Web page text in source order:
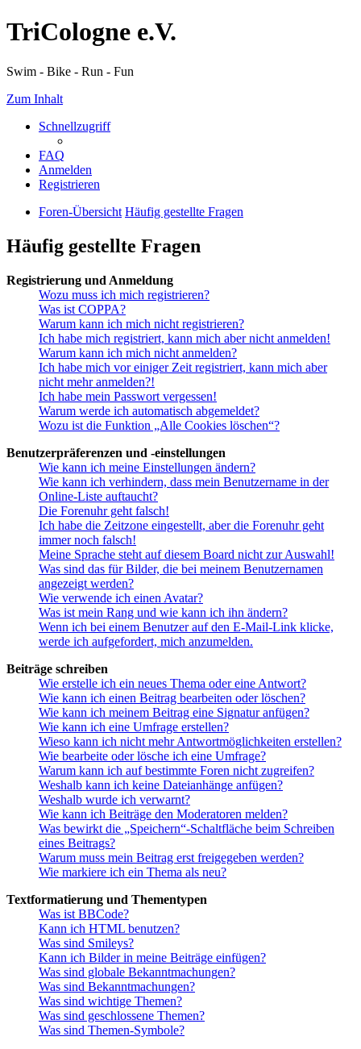
TriCologne e.V.
Swim - Bike - Run - Fun
Zum Inhalt
Schnellzugriff
FAQ
Anmelden
Registrieren
Foren-Übersicht Häufig gestellte Fragen
Häufig gestellte Fragen
Registrierung und Anmeldung
Wozu muss ich mich registrieren?
Was ist COPPA?
Warum kann ich mich nicht registrieren?
Ich habe mich registriert, kann mich aber nicht anmelden!
Warum kann ich mich nicht anmelden?
Ich habe mich vor einiger Zeit registriert, kann mich aber
nicht mehr anmelden?!
Ich habe mein Passwort vergessen!
Warum werde ich automatisch abgemeldet?
Wozu ist die Funktion „Alle Cookies löschen“?
Benutzerpräferenzen und -einstellungen
Wie kann ich meine Einstellungen ändern?
Wie kann ich verhindern, dass mein Benutzername in der
Online-Liste auftaucht?
Die Forenuhr geht falsch!
Ich habe die Zeitzone eingestellt, aber die Forenuhr geht
immer noch falsch!
Meine Sprache steht auf diesem Board nicht zur Auswahl!
Was sind das für Bilder, die bei meinem Benutzernamen
angezeigt werden?
Wie verwende ich einen Avatar?
Was ist mein Rang und wie kann ich ihn ändern?
Wenn ich bei einem Benutzer auf den E-Mail-Link klicke,
werde ich aufgefordert, mich anzumelden.
Beiträge schreiben
Wie erstelle ich ein neues Thema oder eine Antwort?
Wie kann ich einen Beitrag bearbeiten oder löschen?
Wie kann ich meinem Beitrag eine Signatur anfügen?
Wie kann ich eine Umfrage erstellen?
Wieso kann ich nicht mehr Antwortmöglichkeiten erstellen?
Wie bearbeite oder lösche ich eine Umfrage?
Warum kann ich auf bestimmte Foren nicht zugreifen?
Weshalb kann ich keine Dateianhänge anfügen?
Weshalb wurde ich verwarnt?
Wie kann ich Beiträge den Moderatoren melden?
Was bewirkt die „Speichern“-Schaltfläche beim Schreiben
eines Beitrags?
Warum muss mein Beitrag erst freigegeben werden?
Wie markiere ich ein Thema als neu?
Textformatierung und Thementypen
Was ist BBCode?
Kann ich HTML benutzen?
Was sind Smileys?
Kann ich Bilder in meine Beiträge einfügen?
Was sind globale Bekanntmachungen?
Was sind Bekanntmachungen?
Was sind wichtige Themen?
Was sind geschlossene Themen?
Was sind Themen-Symbole?